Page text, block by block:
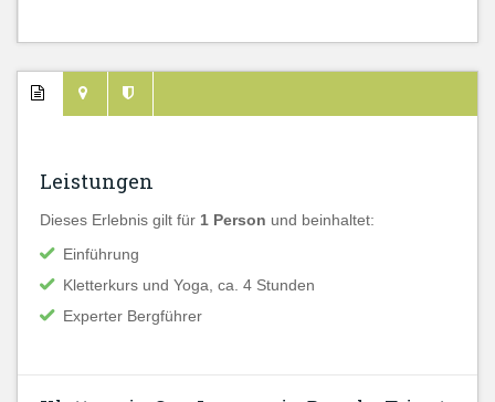
Leistungen
Dieses Erlebnis gilt für 1 Person und beinhaltet:
Einführung
Kletterkurs und Yoga, ca. 4 Stunden
Experter Bergführer